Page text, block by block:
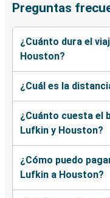
Preguntas
¿Cuánto dura el
Houston?
¿Cuál es la
¿Cuánto cuesta el
Lufkin y Houston?
¿Cómo puedo
Lufkin a Houston?